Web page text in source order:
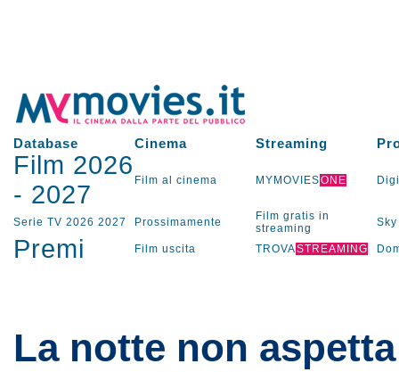
Database Cinema Streaming
Film 2026
- 2027 Film al cinema MYMOVIESONE
Serie TV 2026 2027 Prossimamente
Film gratis in
streaming
Sky
Premi Film uscita TROVASTREAMING
La notte non aspetta